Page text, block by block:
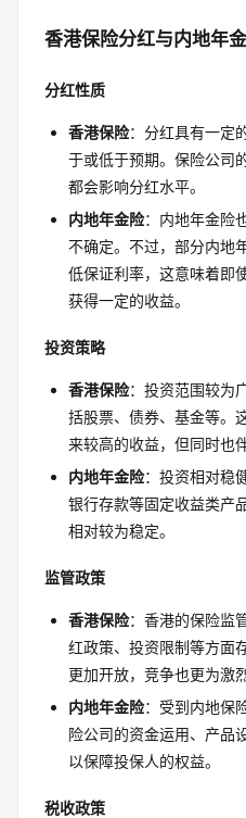
香港保险分红与内地年
分红性质
香港保险：分红具有一定
于或低于预期。保险公司
都会影响分红水平。
内地年金险：内地年金险
不确定。不过，部分内地
低保证利率，这意味着即
获得一定的收益。
投资策略
香港保险：投资范围较为
括股票、债券、基金等。
来较高的收益，但同时也
内地年金险：投资相对稳
银行存款等固定收益类产
相对较为稳定。
监管政策
香港保险：香港的保险监
红政策、投资限制等方面
更加开放，竞争也更为激烈
内地年金险：受到内地保
险公司的资金运用、产品
以保障投保人的权益。
税收政策